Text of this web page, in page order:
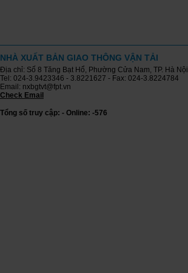
NHÀ XUẤT BẢN GIAO THÔNG VẬN TẢI
Địa chỉ: Số 8 Tăng Bạt Hổ, Phường Cửa Nam, TP. Hà Nội
Tel: 024-3.9423346 - 3.8221627 - Fax: 024-3.8224784
Email: nxbgtvt@fpt.vn
Check Email
Tổng số truy cập: - Online: -576